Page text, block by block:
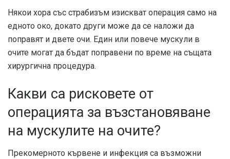
Някои хора със страбизъм изискват операция само на
едното око, докато други може да се наложи да
поправят и двете очи. Един или повече мускули в
очите могат да бъдат поправени по време на същата
хирургична процедура.
Какви са рисковете от
операцията за възстановяване
на мускулите на очите?
Прекомерното кървене и инфекция са възможни